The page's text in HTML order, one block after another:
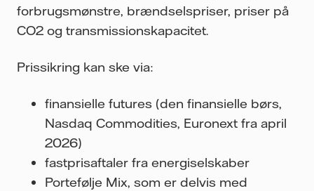
forbrugsmønstre, brændselspriser, priser på
CO2 og transmissionskapacitet.
Prissikring kan ske via:
finansielle futures (den finansielle børs,
Nasdaq Commodities, Euronext fra april
2026)
fastprisaftaler fra energiselskaber
Portefølje Mix, som er delvis med